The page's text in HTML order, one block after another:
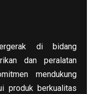
di bidang
dan peralatan
mendukung
produk berkualitas